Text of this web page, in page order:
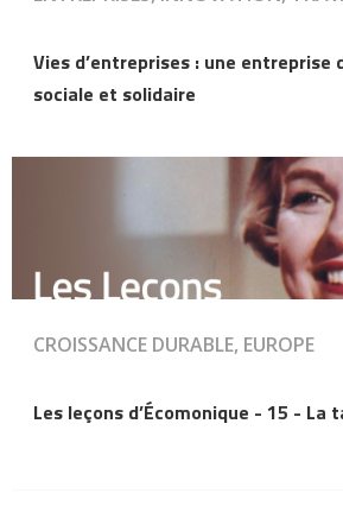
Vies d’entreprises : une entreprise
sociale et solidaire
CROISSANCE DURABLE, EUROPE
Les leçons d’Écomonique - 15 - La